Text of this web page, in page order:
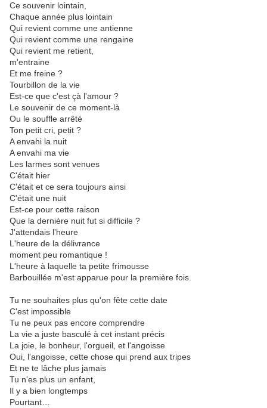
Ce souvenir lointain,
Chaque année plus lointain
Qui revient comme une antienne
Qui revient comme une rengaine
Qui revient me retient,
m'entraine
Et me freine ?
Tourbillon de la vie
Est-ce que c'est çà l'amour ?
Le souvenir de ce moment-là
Ou le souffle arrêté
Ton petit cri, petit ?
A envahi la nuit
A envahi ma vie
Les larmes sont venues
C'était hier
C'était et ce sera toujours ainsi
C'était une nuit
Est-ce pour cette raison
Que la dernière nuit fut si difficile ?
J'attendais l'heure
L'heure de la délivrance
moment peu romantique !
L'heure à laquelle ta petite frimousse
Barbouillée m'est apparue pour la première fois.
Tu ne souhaites plus qu'on fête cette date
C'est impossible
Tu ne peux pas encore comprendre
La vie a juste basculé à cet instant précis
La joie, le bonheur, l'orgueil, et l'angoisse
Oui, l'angoisse, cette chose qui prend aux tripes
Et ne te lâche plus jamais
Tu n'es plus un enfant,
Il y a bien longtemps
Pourtant…